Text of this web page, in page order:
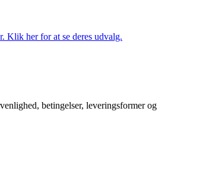
Klik her for at se deres udvalg.
betingelser, leveringsformer og